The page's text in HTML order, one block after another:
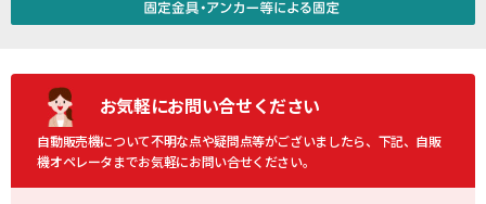
お気軽にお問い合せください
自動販売機について不明な点や疑問点等がございましたら、下記、自販
機オペレータまでお気軽にお問い合せください。